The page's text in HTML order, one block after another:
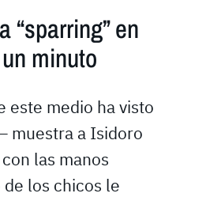
“sparring” en
minuto
este medio ha visto
muestra a Isidoro
las manos
los chicos le